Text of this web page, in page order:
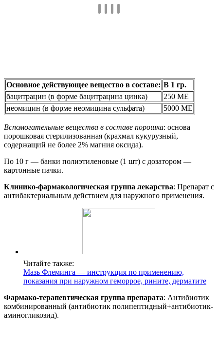
Основное действующее вещество в составе: В 1 гр.
бацитрацин (в форме бацитрацина цинка)
250 МЕ
неомицин (в форме неомицина сульфата)
5000 МЕ
Вспомогательные вещества в составе порошка: основа
порошковая стерилизованная (крахмал кукурузный,
содержащий не более 2% магния оксида).
По 10 г — банки полиэтиленовые (1 шт) с дозатором —
картонные пачки.
Клинико-фармакологическая группа лекарства: Препарат с
антибактериальным действием для наружного применения.
Читайте также:
Мазь Флеминга — инструкция по применению,
показания при наружном геморрое, рините, дерматите
Фармако-терапевтическая группа препарата: Антибиотик
комбинированный (антибиотик полипептидный+антибиотик-
аминогликозид).